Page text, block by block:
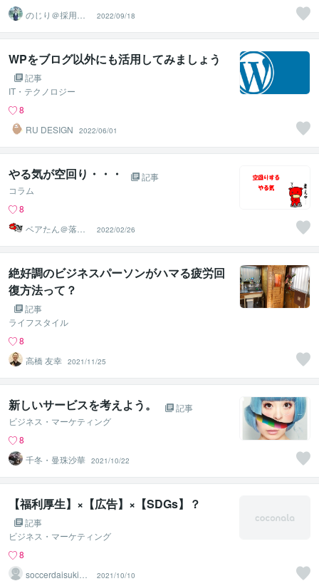
のじり＠採用サ
ポーター
2022/09/18
WPをブログ以外にも活用してみましょう
記事
IT・テクノロジー
8
RU DESIGN
2022/06/01
やる気が空回り・・・
記事
コラム
8
ベアたん＠落書
きイラストレー
ター
2022/02/26
絶好調のビジネスパーソンがハマる疲労回
復方法って？
記事
ライフスタイル
8
高橋 友幸 2021/11/25
新しいサービスを考えよう。
記事
ビジネス・マーケティング
8
千冬・曼珠沙華 2021/10/22
【福利厚生】×【広告】×【SDGs】？
記事
ビジネス・マーケティング
8
soccerdaisukide
2021/10/10